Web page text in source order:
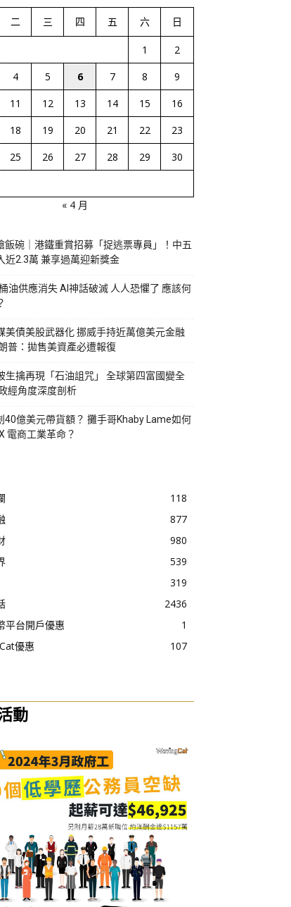
二 三 四 五 六 日
1
2
4 5 6 7 8
9
11 12 13 14 15
16
18 19 20 21 22
23
25 26 27 28 29
30
« 4 月
飯碗｜港鐵重賞招募「捉逃票專員」！中五
近2.3萬 兼享過萬迎新獎金
油供應消失 AI神話破滅 人人恐懼了 應該何
美債美股武器化 挪威手持近萬億美元金融
普：拋售美資產必遭報復
生擒再現「石油詛咒」 全球第四富國變全
經角度深度剖析
40億美元帶貨額？ 攤手哥Khaby Lame如何
電商工業革命？
118
877
980
539
319
2436
平台開戶優惠
1
優惠
107
動